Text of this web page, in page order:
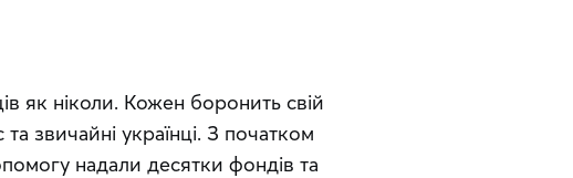
як ніколи. Кожен боронить свій
звичайні українці. З початком
надали десятки фондів та